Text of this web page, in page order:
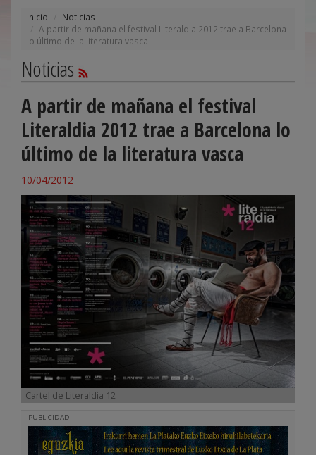
Inicio
Noticias
A partir de mañana el festival Literaldia 2012 trae a Barcelona
lo último de la literatura vasca
Noticias
A partir de mañana el festival
Literaldia 2012 trae a Barcelona lo
último de la literatura vasca
10/04/2012
Cartel de Literaldia 12
PUBLICIDAD